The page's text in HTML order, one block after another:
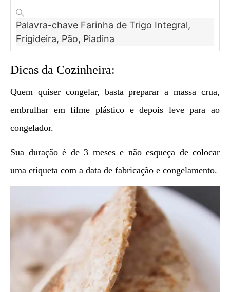
Palavra-chave Farinha de Trigo Integral,
Frigideira, Pão, Piadina
Dicas da Cozinheira:
Quem quiser congelar, basta preparar a massa crua,
embrulhar em filme plástico e depois leve para ao
congelador.
Sua duração é de 3 meses e não esqueça de colocar
uma etiqueta com a data de fabricação e congelamento.